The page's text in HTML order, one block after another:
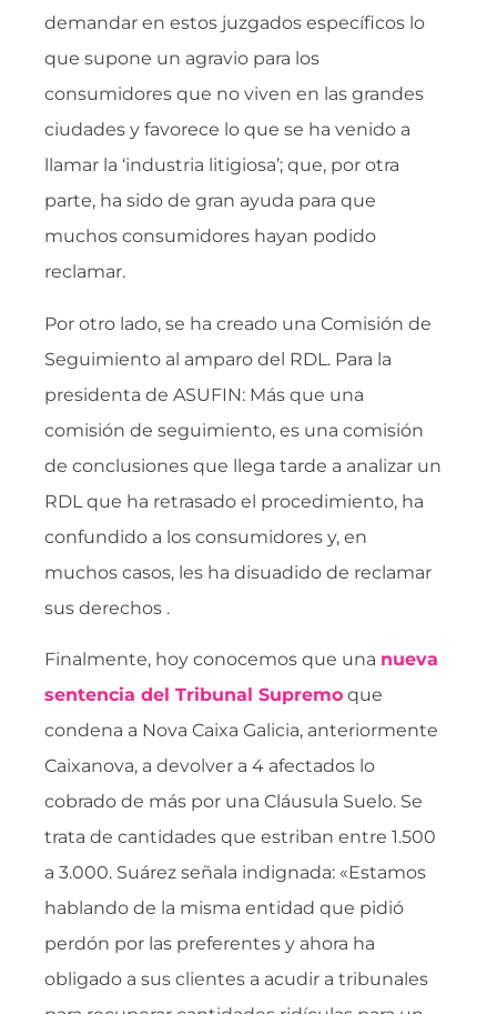
demandar en estos juzgados específicos lo
que supone un agravio para los
consumidores que no viven en las grandes
ciudades y favorece lo que se ha venido a
llamar la ‘industria litigiosa’; que, por otra
parte, ha sido de gran ayuda para que
muchos consumidores hayan podido
reclamar.
Por otro lado, se ha creado una Comisión de
Seguimiento al amparo del RDL. Para la
presidenta de ASUFIN: Más que una
comisión de seguimiento, es una comisión
de conclusiones que llega tarde a analizar un
RDL que ha retrasado el procedimiento, ha
confundido a los consumidores y, en
muchos casos, les ha disuadido de reclamar
sus derechos .
Finalmente, hoy conocemos que una nueva
sentencia del Tribunal Supremo que
condena a Nova Caixa Galicia, anteriormente
Caixanova, a devolver a 4 afectados lo
cobrado de más por una Cláusula Suelo. Se
trata de cantidades que estriban entre 1.500
a 3.000. Suárez señala indignada: «Estamos
hablando de la misma entidad que pidió
perdón por las preferentes y ahora ha
obligado a sus clientes a acudir a tribunales